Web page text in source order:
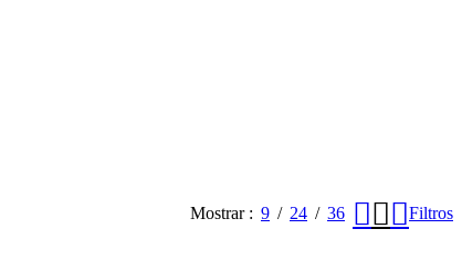
Mostrar 9 24 36 Filtros